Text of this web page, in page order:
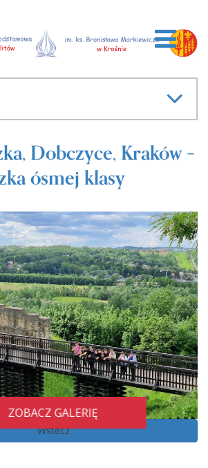
Dobczyce, Kraków –
ósmej klasy
ZOBACZ GALERIĘ
Wstecz